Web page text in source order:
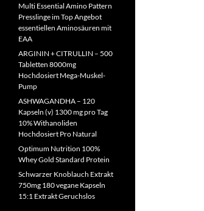
Multi Essential Amino Pattern
Presslinge im Top Angebot
essentiellen Aminosäuren mit
EAA
ARGININ + CITRULLIN – 500
Tabletten 8000mg
Hochdosiert Mega-Muskel-
Pump
ASHWAGANDHA – 120
Kapseln (v) 1300 mg pro Tag
10% Withanoliden
Hochdosiert Pro Natural
Optimum Nutrition 100%
Whey Gold Standard Protein
Schwarzer Knoblauch Extrakt
750mg 180 vegane Kapseln
15:1 Extrakt Geruchslos